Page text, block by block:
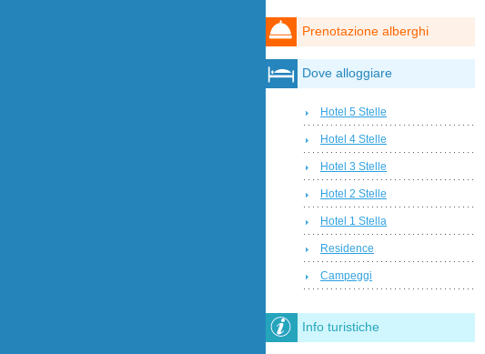
Prenotazione alberghi
Dove alloggiare
Hotel 5 Stelle
Hotel 4 Stelle
Hotel 3 Stelle
Hotel 2 Stelle
Hotel 1 Stella
Residence
Campeggi
Info turistiche